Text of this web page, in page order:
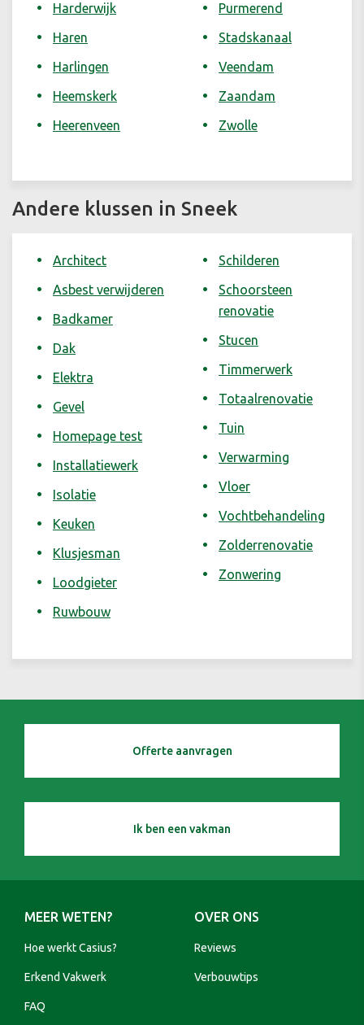
Harderwijk
Haren
Harlingen
Heemskerk
Heerenveen
Purmerend
Stadskanaal
Veendam
Zaandam
Zwolle
Andere klussen in Sneek
Architect
Asbest verwijderen
Badkamer
Dak
Elektra
Gevel
Homepage test
Installatiewerk
Isolatie
Keuken
Klusjesman
Loodgieter
Ruwbouw
Schilderen
Schoorsteen
renovatie
Stucen
Timmerwerk
Totaalrenovatie
Tuin
Verwarming
Vloer
Vochtbehandeling
Zolderrenovatie
Zonwering
Offerte aanvragen
Ik ben een vakman
MEER WETEN?
Hoe werkt Casius?
Erkend Vakwerk
FAQ
OVER ONS
Reviews
Verbouwtips